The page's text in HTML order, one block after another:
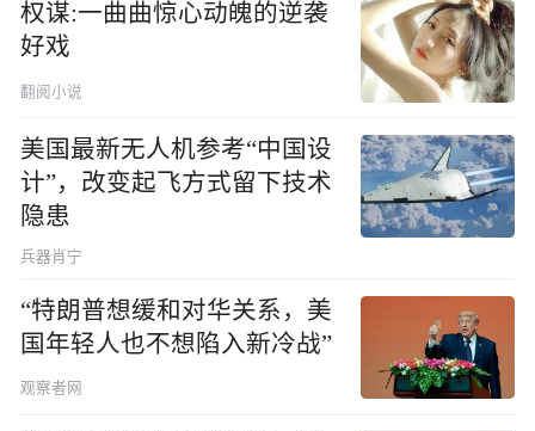
权谋:一曲曲惊心动魄的逆袭
好戏
翻阅小说
美国最新无人机参考“中国设
计”，改变起飞方式留下技术
隐患
兵器肖宁
“特朗普想缓和对华关系，美
国年轻人也不想陷入新冷战”
观察者网